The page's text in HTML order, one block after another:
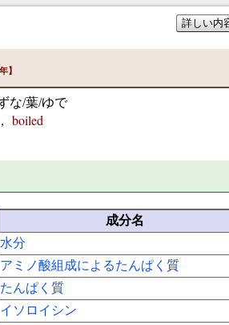
詳しい内
】
な/葉/ゆで
boiled
成分名
水分
アミノ酸組成によるたんぱく質
たんぱく質
イソロイシン